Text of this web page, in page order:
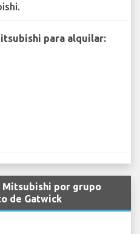
para alquilar:
por grupo
de Gatwick